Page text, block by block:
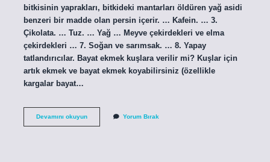
bitkisinin yaprakları, bitkideki mantarları öldüren yağ asidi
benzeri bir madde olan persin içerir. … Kafein. … 3.
Çikolata. … Tuz. … Yağ … Meyve çekirdekleri ve elma
çekirdekleri … 7. Soğan ve sarımsak. … 8. Yapay
tatlandırıcılar. Bayat ekmek kuşlara verilir mi? Kuşlar için
artık ekmek ve bayat ekmek koyabilirsiniz (özellikle
kargalar bayat…
Devamını okuyunKuşlar
Yorum Bırak